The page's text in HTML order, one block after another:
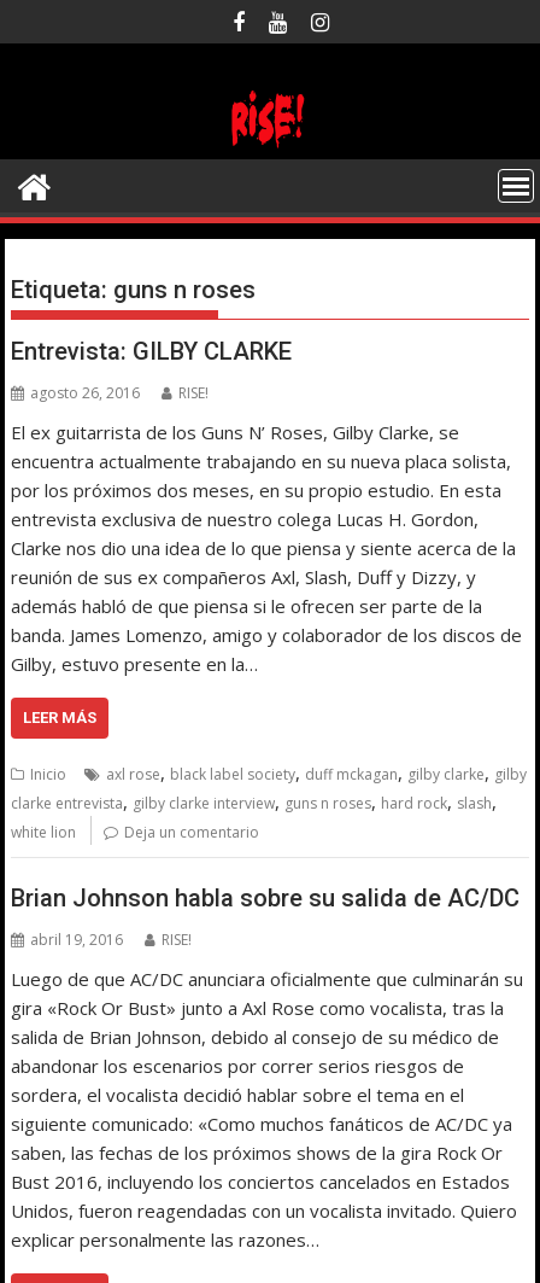
al
Etiqueta: guns n roses
Entrevista: GILBY CLARKE
agosto 26, 2016 RISE!
El ex guitarrista de los Guns N’ Roses, Gilby Clarke, se
encuentra actualmente trabajando en su nueva placa solista,
por los próximos dos meses, en su propio estudio. En esta
entrevista exclusiva de nuestro colega Lucas H. Gordon,
Clarke nos dio una idea de lo que piensa y siente acerca de la
reunión de sus ex compañeros Axl, Slash, Duff y Dizzy, y
además habló de que piensa si le ofrecen ser parte de la
banda. James Lomenzo, amigo y colaborador de los discos de
Gilby, estuvo presente en la…
LEER MÁS
Inicio axl rose, black label society, duff mckagan, gilby clarke, gilby
clarke entrevista, gilby clarke interview, guns n roses, hard rock, slash,
white lion Deja un comentario
Brian Johnson habla sobre su salida de AC/DC
abril 19, 2016 RISE!
Luego de que AC/DC anunciara oficialmente que culminarán su
gira «Rock Or Bust» junto a Axl Rose como vocalista, tras la
salida de Brian Johnson, debido al consejo de su médico de
abandonar los escenarios por correr serios riesgos de
sordera, el vocalista decidió hablar sobre el tema en el
siguiente comunicado: «Como muchos fanáticos de AC/DC ya
saben, las fechas de los próximos shows de la gira Rock Or
Bust 2016, incluyendo los conciertos cancelados en Estados
Unidos, fueron reagendadas con un vocalista invitado. Quiero
explicar personalmente las razones…